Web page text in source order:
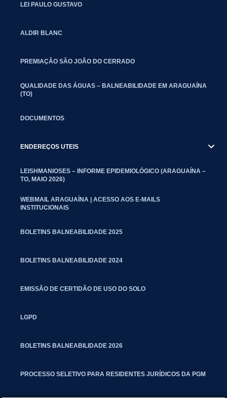
LEI PAULO GUSTAVO
ALDIR BLANC
PREMIAÇÃO SÃO JOÃO DO CERRADO
QUALIDADE DAS ÁGUAS – BALNEABILIDADE EM ARAGUAÍNA
(TO)
DOCUMENTOS
ENDEREÇOS UTEIS
LEISHMANIOSES – INFORME EPIDEMIOLÓGICO (ARAGUAÍNA –
TO, MAIO 2026)
WEBMAIL ARAGUAÍNA | ACESSO AOS E-MAILS
INSTITUCIONAIS
BOLETINS BALNEABILIDADE 2025
BOLETINS BALNEABILIDADE 2024
EMISSÃO DE CERTIDÃO DE USO DO SOLO
LGPD
BOLETINS BALNEABILIDADE 2026
PROCESSO SELETIVO PARA RESIDENTES JURÍDICOS DA PGM